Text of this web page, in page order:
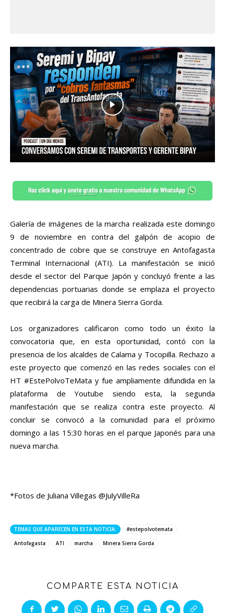
Galería de imágenes de la marcha realizada este domingo
9 de noviembre en contra del galpón de acopio de
concentrado de cobre que se construye en Antofagasta
Terminal Internacional (ATI). La manifestación se inició
desde el sector del Parque Japón y concluyó frente a las
dependencias portuarias donde se emplaza el proyecto
que recibirá la carga de Minera Sierra Gorda.
Los organizadores calificaron como todo un éxito la
convocatoria que, en esta oportunidad, contó con la
presencia de los alcaldes de Calama y Tocopilla. Rechazo a
este proyecto que comenzó en las redes sociales con el
HT #EstePolvoTeMata y fue ampliamente difundida en la
plataforma de Youtube siendo esta, la segunda
manifestación que se realiza contra este proyecto. Al
concluir se convocó a la comunidad para el próximo
domingo a las 15:30 horas en el parque Japonés para una
nueva marcha.
*Fotos de Juliana Villegas @JulyVilleRa
TEMAS QUE APARECEN EN ESTA NOTICIA:
#estepolvotemata
Antofagasta
ATI marcha Minera Sierra Gorda
COMPARTE ESTA NOTICIA